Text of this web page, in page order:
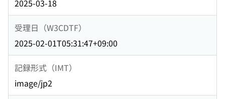
2025-03-18
受理日（W3CDTF）
2025-02-01T05:31:47+09:00
記録形式（IMT）
image/jp2